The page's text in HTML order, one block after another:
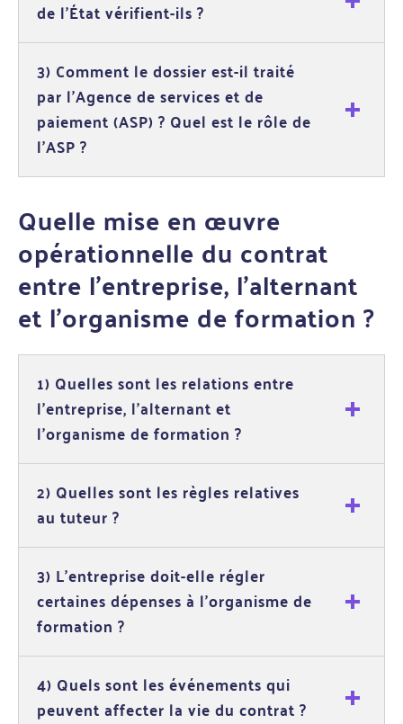
de l'État vérifient-ils ?
3) Comment le dossier est-il traité
par l'Agence de services et de
paiement (ASP) ? Quel est le rôle de
l'ASP ?
Quelle mise en œuvre
opérationnelle du contrat
entre l’entreprise, l'alternant
et l’organisme de formation ?
1) Quelles sont les relations entre
l’entreprise, l’alternant et
l'organisme de formation ?
2) Quelles sont les règles relatives
au tuteur ?
3) L'entreprise doit-elle régler
certaines dépenses à l'organisme de
formation ?
4) Quels sont les événements qui
peuvent affecter la vie du contrat ?